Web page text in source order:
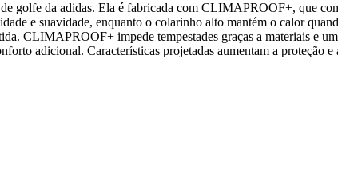
golfe da adidas. Ela é fabricada com CLIMAPROOF+, que
e suavidade, enquanto o colarinho alto mantém o calor
CLIMAPROOF+ impede tempestades graças a materiais e
adicional. Características projetadas aumentam a proteção e